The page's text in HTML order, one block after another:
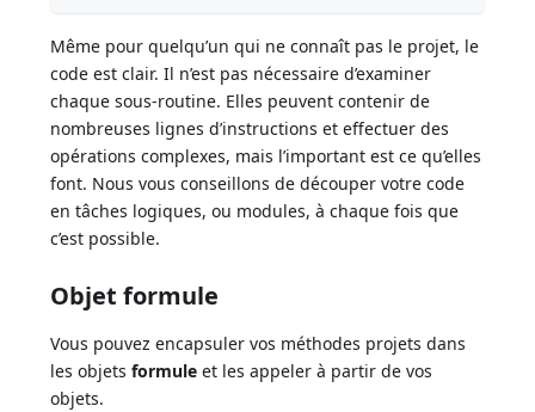
Même pour quelqu’un qui ne connaît pas le projet, le
code est clair. Il n’est pas nécessaire d’examiner
chaque sous-routine. Elles peuvent contenir de
nombreuses lignes d’instructions et effectuer des
opérations complexes, mais l’important est ce qu’elles
font. Nous vous conseillons de découper votre code
en tâches logiques, ou modules, à chaque fois que
c’est possible.
Objet formule
Vous pouvez encapsuler vos méthodes projets dans
les objetsformule et les appeler à partir de vos
objets.